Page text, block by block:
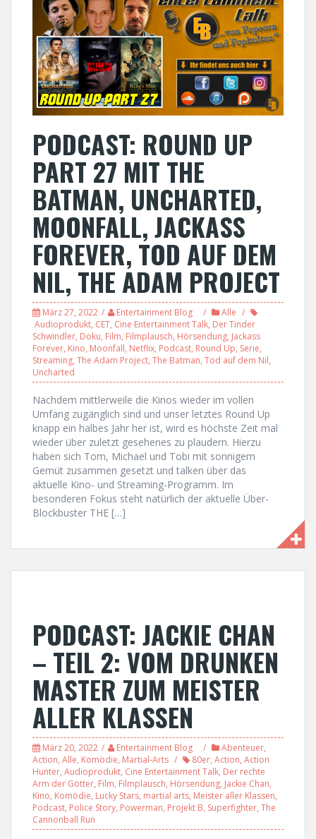
PODCAST: ROUND UP
PART 27 MIT THE
BATMAN, UNCHARTED,
MOONFALL, JACKASS
FOREVER, TOD AUF DEM
NIL, THE ADAM PROJECT
März 27, 2022 Entertainment Blog
Alle
Audioprodukt, CET, Cine Entertainment Talk, Der Tinder
Schwindler, Doku, Film, Filmplausch, Hörsendung, Jackass
Forever, Kino, Moonfall, Netflix, Podcast, Round Up, Serie,
Streaming, The Adam Project, The Batman, Tod auf dem Nil,
Uncharted
Nachdem mittlerweile die Kinos wieder im vollen
Umfang zugänglich sind und unser letztes Round Up
knapp ein halbes Jahr her ist, wird es höchste Zeit mal
wieder über zuletzt gesehenes zu plaudern. Hierzu
haben sich Tom, Michael und Tobi mit sonnigem
Gemüt zusammen gesetzt und talken über das
aktuelle Kino- und Streaming-Programm. Im
besonderen Fokus steht natürlich der aktuelle Über-
Blockbuster THE […]
PODCAST: JACKIE CHAN
– TEIL 2: VOM DRUNKEN
MASTER ZUM MEISTER
ALLER KLASSEN
März 20, 2022 Entertainment Blog Abenteuer,
Action, Alle, Komödie, Martial-Arts 80er, Action, Action
Hunter, Audioprodukt, Cine Entertainment Talk, Der rechte
Arm der Götter, Film, Filmplausch, Hörsendung, Jackie Chan,
Kino, Komödie, Lucky Stars, martial arts, Meister aller Klassen,
Podcast, Police Story, Powerman, Projekt B, Superfighter, The
Cannonball Run